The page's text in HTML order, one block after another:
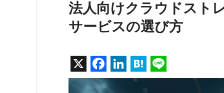
法人向けクラウドスト
サービスの選び方
X
F
a
Li
n
H
at n